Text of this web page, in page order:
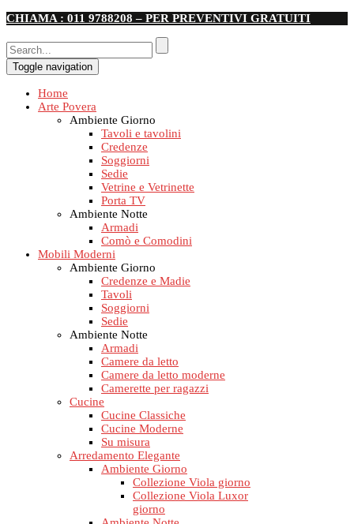
CHIAMA : 011 9788208 – PER PREVENTIVI GRATUITI
Toggle navigation
Home
Arte Povera
Ambiente Giorno
Tavoli e tavolini
Credenze
Soggiorni
Sedie
Vetrine e Vetrinette
Porta TV
Ambiente Notte
Armadi
Comò e Comodini
Mobili Moderni
Ambiente Giorno
Credenze e Madie
Tavoli
Soggiorni
Sedie
Ambiente Notte
Armadi
Camere da letto
Camere da letto moderne
Camerette per ragazzi
Cucine
Cucine Classiche
Cucine Moderne
Su misura
Arredamento Elegante
Ambiente Giorno
Collezione Viola giorno
Collezione Viola Luxor
giorno